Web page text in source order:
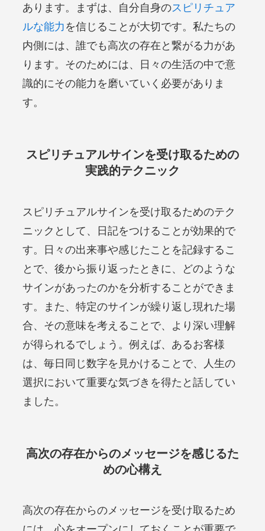
あります。まずは、自分自身のスピリチュア
ルな能力 を信じることが大切です。私たちの
内側には、誰でも高次の存在と繋がる力があ
ります。そのためには、日々の生活の中で意
識的にその能力を磨いていく必要がありま
す。
スピリチュアルサインを受け取るための
実践的テクニック
スピリチュアルサインを受け取るためのテク
ニックとして、日記をつけることが効果的で
す。日々の出来事や感じたことを記録するこ
とで、後から振り返ったときに、どのような
サインがあったのかを分析することができま
す。また、特定のサインが繰り返し現れた場
合、その意味を考えることで、より深い理解
が得られるでしょう。例えば、あるお客様
は、毎日同じ数字を見かけることで、人生の
選択において重要な気づきを得たと話してい
ました。
高次の存在からのメッセージを感じるた
めの心構え
高次の存在からのメッセージを受け取るため